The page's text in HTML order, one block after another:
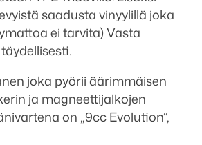
saadusta vinyylillä joka
ei tarvita) Vasta
joka pyörii äärimmäisen
ja magneettijalkojen
on „9cc Evolution“,